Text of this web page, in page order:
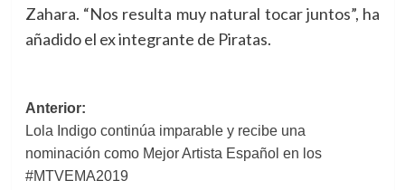
Zahara. “Nos resulta muy natural tocar juntos”, ha
añadido el ex integrante de Piratas.
Navegación
de
entradas
Anterior:
Lola Indigo continúa imparable y recibe una
nominación como Mejor Artista Español en los
#MTVEMA2019